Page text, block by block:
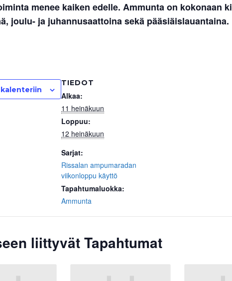
menee kaiken edelle. Ammunta on kokonaan
joulu- ja juhannusaattoina sekä pääsiäislauantaina.
kalenteriin
TIEDOT
Alkaa:
11 heinäkuun
Loppuu:
12 heinäkuun
Sarjat:
Rissalan ampumaradan
viikonloppu käyttö
Tapahtumaluokka:
Ammunta
liittyvät Tapahtumat